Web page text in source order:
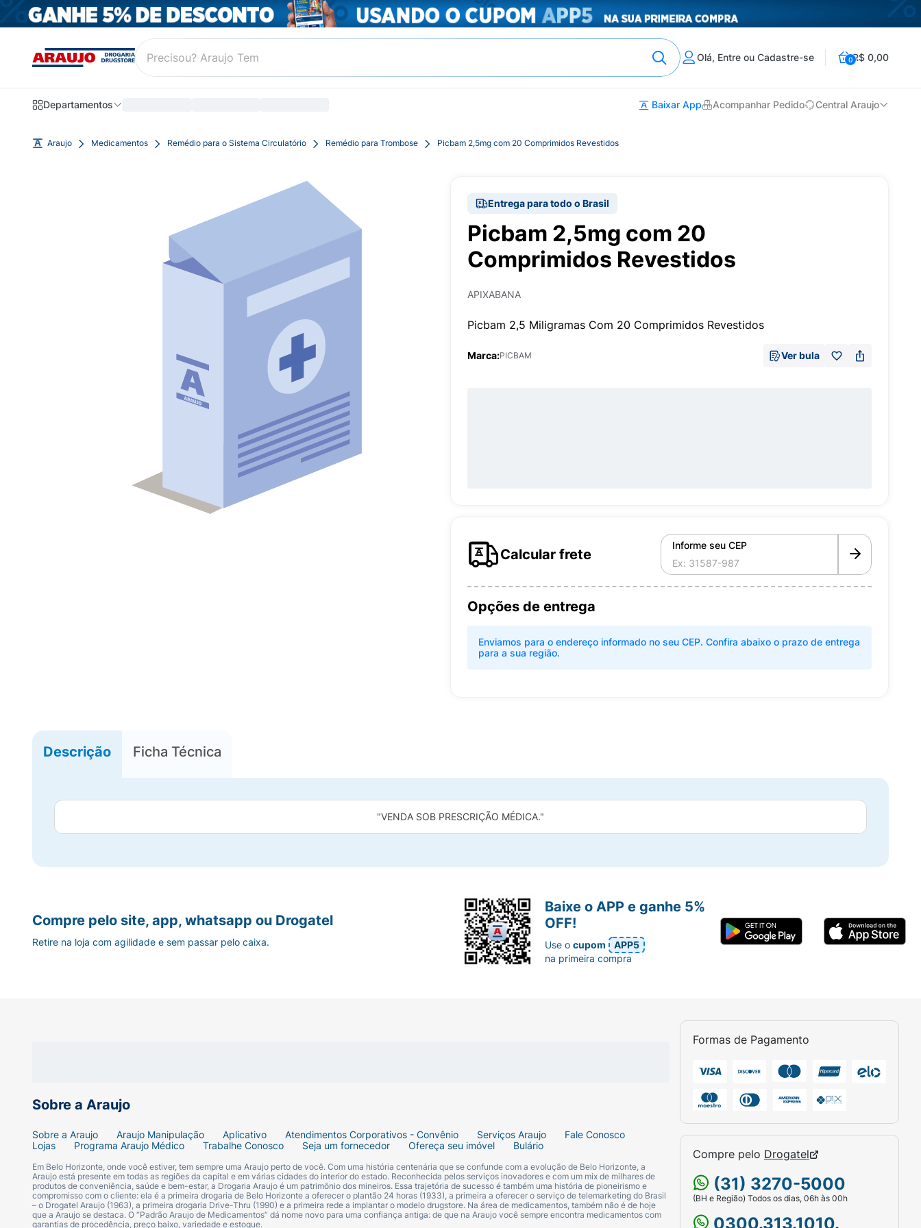
Olá, Entre ou Cadastre-se 0R$ 0,00
Departamentos Baixar App Acompanhar Pedido Central Araujo
Araujo Medicamentos Remédio para o Sistema Circulatório Remédio para Trombose Picbam 2,5mg com 20 Comprimidos Revestidos
Entrega para todo o Brasil
Picbam 2,5mg com 20
Comprimidos Revestidos
APIXABANA
Picbam 2,5 Miligramas Com 20 Comprimidos Revestidos
Marca:PICBAM Ver bula
Calcular frete
Informe seu CEP
Opções de entrega
Enviamos para o endereço informado no seu CEP. Confira abaixo o prazo de entrega
para a sua região.
Descrição Ficha Técnica
"VENDA SOB PRESCRIÇÃO MÉDICA."
Sobre a Araujo
Sobre a Araujo Araujo Manipulação Aplicativo Atendimentos Corporativos - Convênio Serviços Araujo
Fale Conosco
Lojas
Programa Araujo Médico Trabalhe Conosco Seja um fornecedor Ofereça seu imóvel Bulário
Em Belo Horizonte, onde você estiver, tem sempre uma Araujo perto de você. Com uma história centenária que se confunde com a evolução de Belo Horizonte, a
Araujo está presente em todas as regiões da capital e em várias cidades do interior do estado. Reconhecida pelos serviços inovadores e com um mix de milhares de
produtos de conveniência, saúde e bem-estar, a Drogaria Araujo é um patrimônio dos mineiros. Essa trajetória de sucesso é também uma história de pioneirismo e
compromisso com o cliente: ela é a primeira drogaria de Belo Horizonte a oferecer o plantão 24 horas (1933), a primeira a oferecer o serviço de telemarketing do Brasil
– o Drogatel Araujo (1963), a primeira drogaria Drive-Thru (1990) e a primeira rede a implantar o modelo drugstore. Na área de medicamentos, também não é de hoje
que a Araujo se destaca. O “Padrão Araujo de Medicamentos” dá nome novo para uma confiança antiga: de que na Araujo você sempre encontra medicamentos com
garantias de procedência, preço baixo, variedade e estoque.
Formas de Pagamento
Compre pelo Drogatel
(31) 3270-5000
(BH e Região) Todos os dias, 06h às 00h
0300.313.1010.
Compre pelo site, app, whatsapp ou Drogatel
Retire na loja com agilidade e sem passar pelo caixa.
Baixe o APP e ganhe 5%
OFF!
Use ocupom
APP5
na primeira compra